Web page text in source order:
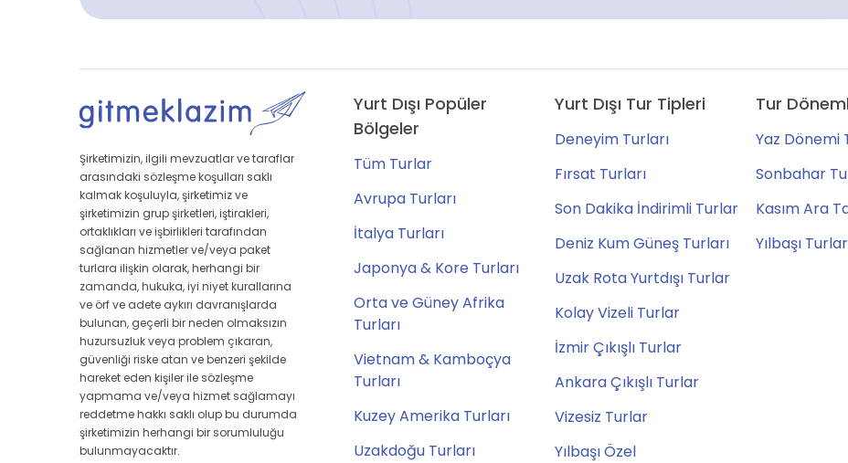
Şirketimizin, ilgili mevzuatlar ve taraflar
arasındaki sözleşme koşulları saklı
kalmak koşuluyla, şirketimiz ve
şirketimizin grup şirketleri, iştirakleri,
ortaklıkları ve işbirlikleri tarafından
sağlanan hizmetler ve/veya paket
turlara ilişkin olarak, herhangi bir
zamanda, hukuka, iyi niyet kurallarına
ve örf ve adete aykırı davranışlarda
bulunan, geçerli bir neden olmaksızın
huzursuzluk veya problem çıkaran,
güvenliği riske atan ve benzeri şekilde
hareket eden kişiler ile sözleşme
yapmama ve/veya hizmet sağlamayı
reddetme hakkı saklı olup bu durumda
şirketimizin herhangi bir sorumluluğu
bulunmayacaktır.
Yurt Dışı Popüler
Bölgeler
Tüm Turlar
Avrupa Turları
İtalya Turları
Japonya & Kore Turları
Orta ve Güney Afrika
Turları
Vietnam & Kamboçya
Turları
Kuzey Amerika Turları
Uzakdoğu Turları
Yurt Dışı Tur Tipleri
Deneyim Turları
Fırsat Turları
Son Dakika İndirimli Turlar
Deniz Kum Güneş Turları
Uzak Rota Yurtdışı Turlar
Kolay Vizeli Turlar
İzmir Çıkışlı Turlar
Ankara Çıkışlı Turlar
Vizesiz Turlar
Yılbaşı Özel
Tur
Yaz Dönemi
Sonbahar
Kasım Ara
Yılbaşı